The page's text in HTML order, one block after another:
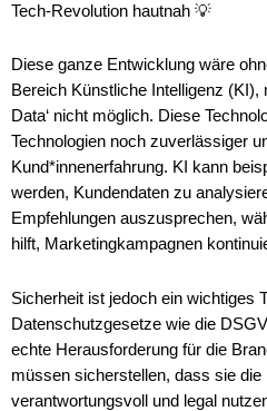
Tech-Revolution hautnah 💡
Diese ganze Entwicklung wäre
Bereich Künstliche Intelligenz (KI),
Data‘ nicht möglich. Diese
Technologien noch zuverlässiger
Kund*innenerfahrung. KI kann
werden, Kundendaten zu
Empfehlungen auszusprechen,
hilft, Marketingkampagnen
Sicherheit ist jedoch ein wichtiges
Datenschutzgesetze wie die
echte Herausforderung für die
müssen sicherstellen, dass sie die
verantwortungsvoll und legal